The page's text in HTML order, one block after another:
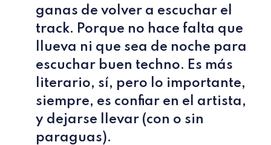
ganas de volver a escuchar el
track. Porque no hace falta que
llueva ni que sea de noche para
escuchar buen techno. Es más
literario, sí, pero lo importante,
siempre, es confiar en el artista,
y dejarse llevar (con o sin
paraguas).